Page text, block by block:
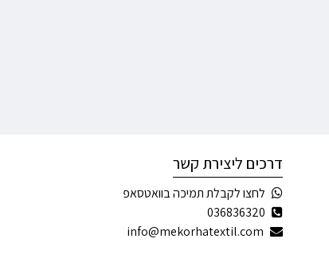
דרכים ליצירת קשר
לחצו לקבלת תמיכה בוואטסאפ
036836320
info@mekorhatextil.com